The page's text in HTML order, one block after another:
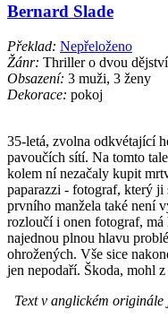
Bernard Slade
Překlad: Nepřeloženo
Žánr: Thriller o dvou
Obsazení: 3 muži, 3 ženy
Dekorace: pokoj
35-letá, zvolna odkvétající
pavoučích sítí. Na tomto
kolem ní nezačaly kupit
paparazzi - fotograf, který ji
prvního manžela také není
rozloučí i onen fotograf,
najednou plnou hlavu
ohrožených. Vše sice
jen nepodaří. Škoda, mohl
Text v anglickém